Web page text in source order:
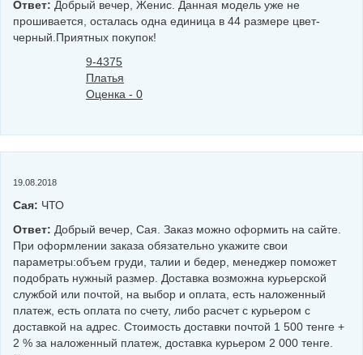
Ответ: Добрый вечер, Женис. Данная модель уже не
прошивается, осталась одна единица в 44 размере цвет-
черный.Приятных покупок!
9-4375
Платья
Оценка - 0
19.08.2018
Сая: ЧТО
Ответ: Добрый вечер, Сая. Заказ можно оформить на сайте.
При оформлении заказа обязательно укажите свои
параметры:объем груди, талии и бедер, менеджер поможет
подобрать нужный размер. Доставка возможна курьерской
службой или почтой, на выбор и оплата, есть наложенный
платеж, есть оплата по счету, либо расчет с курьером с
доставкой на адрес. Стоимость доставки почтой 1 500 тенге +
2 % за наложенный платеж, доставка курьером 2 000 тенге.